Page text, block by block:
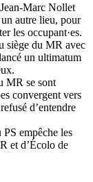
Marc Nollet
autre lieu, pour
les occupant·es.
siège du MR avec
un ultimatum
MR se sont
convergent vers
d’entendre
empêche les
et d’Écolo de